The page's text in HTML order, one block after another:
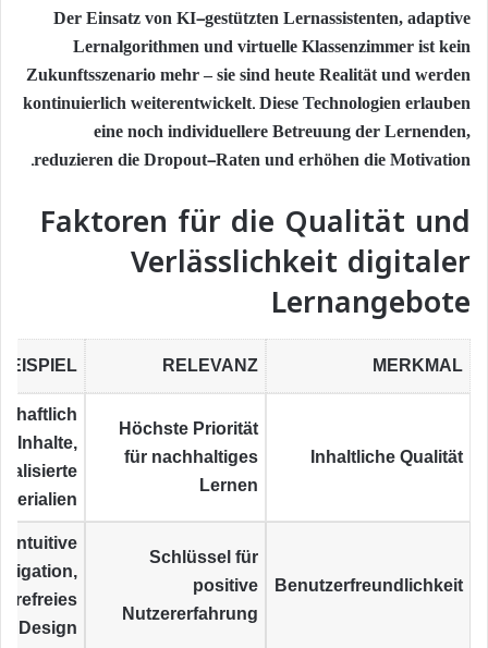
Der Einsatz von KI-gestützten Lernassistenten, adaptive
Lernalgorithmen und virtuelle Klassenzimmer ist kein
Zukunftsszenario mehr – sie sind heute Realität und werden
kontinuierlich weiterentwickelt. Diese Technologien erlauben
eine noch individuellere Betreuung der Lernenden,
reduzieren die Dropout-Raten und erhöhen die Motivation.
Faktoren für die Qualität und
Verlässlichkeit digitaler
Lernangebote
MERKMAL
RELEVANZ
Inhaltliche Qualität
Höchste Priorität
für nachhaltiges
Lernen
Inhalte,
Benutzerfreundlichkeit
Schlüssel für
positive
Nutzererfahrung
Intuitive
Design